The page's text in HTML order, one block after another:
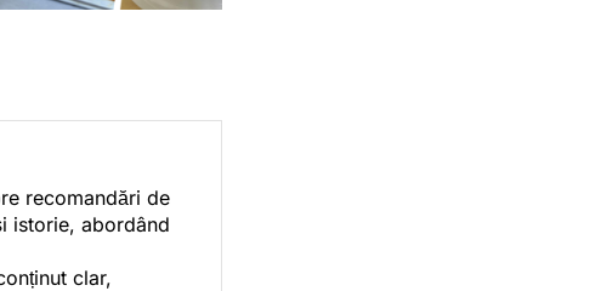
recomandări de
istorie, abordând
clar,